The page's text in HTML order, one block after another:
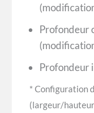
Profondeur
Profondeur
* Configuration
(largeur/